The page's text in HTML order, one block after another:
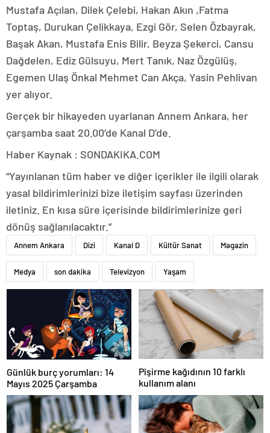
Mustafa Açılan, Dilek Çelebi, Hakan Akın ,Fatma
Toptaş, Durukan Çelikkaya, Ezgi Gör, Selen Özbayrak,
Başak Akan, Mustafa Enis Bilir, Beyza Şekerci, Cansu
Dağdelen, Ediz Gülsuyu, Mert Tanık, Naz Özgülüş,
Egemen Ulaş Önkal Mehmet Can Akça, Yasin Pehlivan
yer alıyor.
Gerçek bir hikayeden uyarlanan Annem Ankara, her
çarşamba saat 20.00’de Kanal D’de.
Haber Kaynak : SONDAKIKA.COM
“Yayınlanan tüm haber ve diğer içerikler ile ilgili olarak
yasal bildirimlerinizi bize iletişim sayfası üzerinden
iletiniz. En kısa süre içerisinde bildirimlerinize geri
dönüş sağlanılacaktır.”
Annem Ankara Dizi Kanal D Kültür Sanat Magazin
Medya son dakika Televizyon Yaşam
Günlük burç yorumları: 14
Mayıs 2025 Çarşamba
Pişirme kağıdının 10 farklı
kullanım alanı